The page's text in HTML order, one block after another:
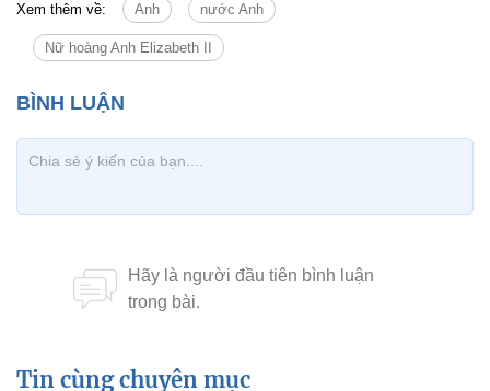
Xem thêm về: Anh nước Anh
Nữ hoàng Anh Elizabeth II
Tin cùng chuyên mục